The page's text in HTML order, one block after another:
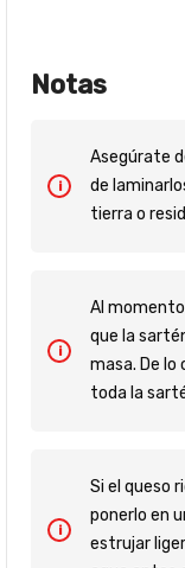
Notas
Asegúrate
de
tierra o
Al
que la
masa. De lo
toda la
Si el queso
ponerlo en
estrujar